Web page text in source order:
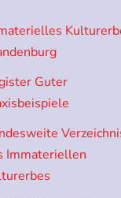
Guter
Immateriellen